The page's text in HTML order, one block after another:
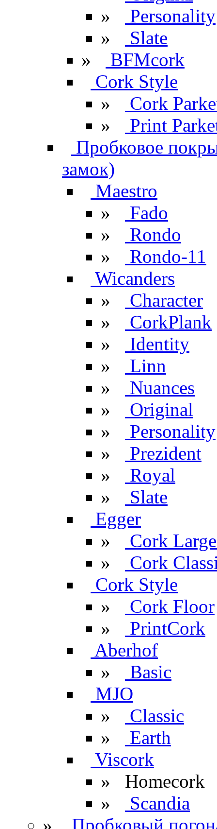
»
Personality
»
Slate
»
BFMcork
Cork Style
»
Cork
»
Print
Пробковое
замок)
Maestro
»
Fado
»
Rondo
»
Rondo-11
Wicanders
»
Character
»
CorkPlank
»
Identity
»
Linn
»
Nuances
»
Original
»
Personality
»
Prezident
»
Royal
»
Slate
Egger
»
Cork
»
Cork
Cork Style
»
Cork Floor
»
PrintCork
Aberhof
»
Basic
MJO
»
Classic
»
Earth
Viscork
» Homecork
»
Scandia
»
Пробковый